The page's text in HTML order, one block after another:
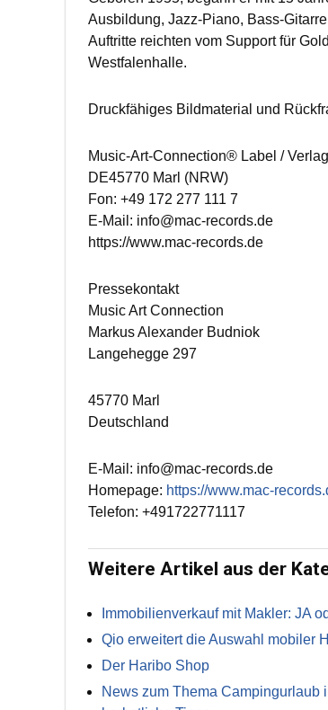
Ausbildung, Jazz-Piano, Bass-
Auftritte reichten vom Support für
Westfalenhalle.
Druckfähiges Bildmaterial und
Music-Art-Connection® Label / Verlag
DE45770 Marl (NRW)
Fon: +49 172 277 111 7
E-Mail: info@mac-records.de
https://www.mac-records.de
Pressekontakt
Music Art Connection
Markus Alexander Budniok
Langehegge 297
45770 Marl
Deutschland
E-Mail: info@mac-records.de
Homepage: https://www.mac-
Telefon: +491722771117
Weitere Artikel aus der
Immobilienverkauf mit Makler: JA
Qio erweitert die Auswahl mobiler
Der Haribo Shop
News zum Thema Campingurlaub